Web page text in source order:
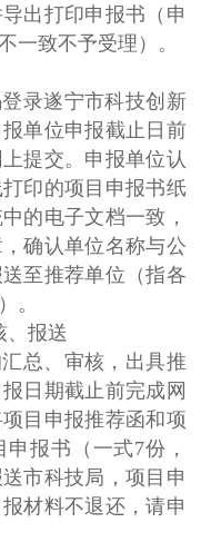
出打印申报书（申
一致不予受理）。
录遂宁市科技创新
单位申报截止日前
提交。申报单位认
印的项目申报书纸
的电子文档一致，
确认单位名称与公
至推荐单位（指各
。
、报送
总、审核，出具推
日期截止前完成网
目申报推荐函和项
报书（一式7份，
市科技局，项目申
材料不退还，请申